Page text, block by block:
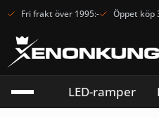
Fri frakt över 1995:- Öppet köp
LED-ramper